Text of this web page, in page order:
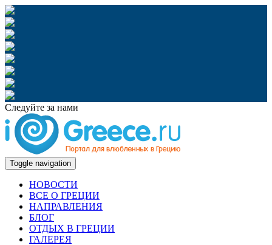
Следуйте за нами
Toggle navigation
НОВОСТИ
ВСЕ О ГРЕЦИИ
НАПРАВЛЕНИЯ
БЛОГ
ОТДЫХ В ГРЕЦИИ
ГАЛЕРЕЯ